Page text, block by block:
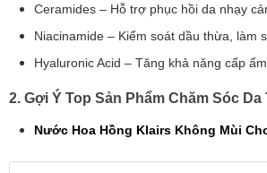
Ceramides – Hỗ trợ phục hồi da nhạy
Niacinamide – Kiểm soát dầu thừa, làm
Hyaluronic Acid – Tăng khả năng cấp
2. Gợi Ý Top Sản Phẩm Chăm Sóc Da
Nước Hoa Hồng Klairs Không Mùi